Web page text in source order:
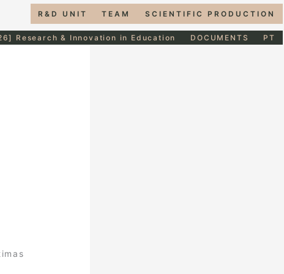
R&D UNIT TEAM SCIENTIFIC PRODUCTION
Research & Innovation in Education DOCUMENTS PT